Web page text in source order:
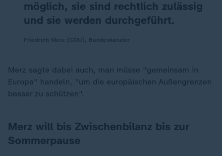
möglich, sie sind rechtlich zulässig
und sie werden durchgeführt.
Merz sagte dabei auch, man müsse "gemeinsam in
Europa" handeln, "um die europäischen Außengrenzen
besser zu schützen".
Merz will bis Zwischenbilanz bis zur
Sommerpause